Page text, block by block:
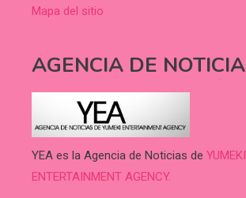
Mapa del sitio
AGENCIA DE
YEA es la Agencia de Noticias de YUMEKI
ENTERTAINMENT AGENCY.